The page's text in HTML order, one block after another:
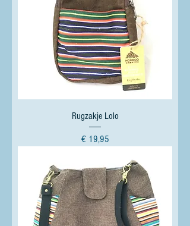
Rugzakje Lolo
Prijs
€ 19,95